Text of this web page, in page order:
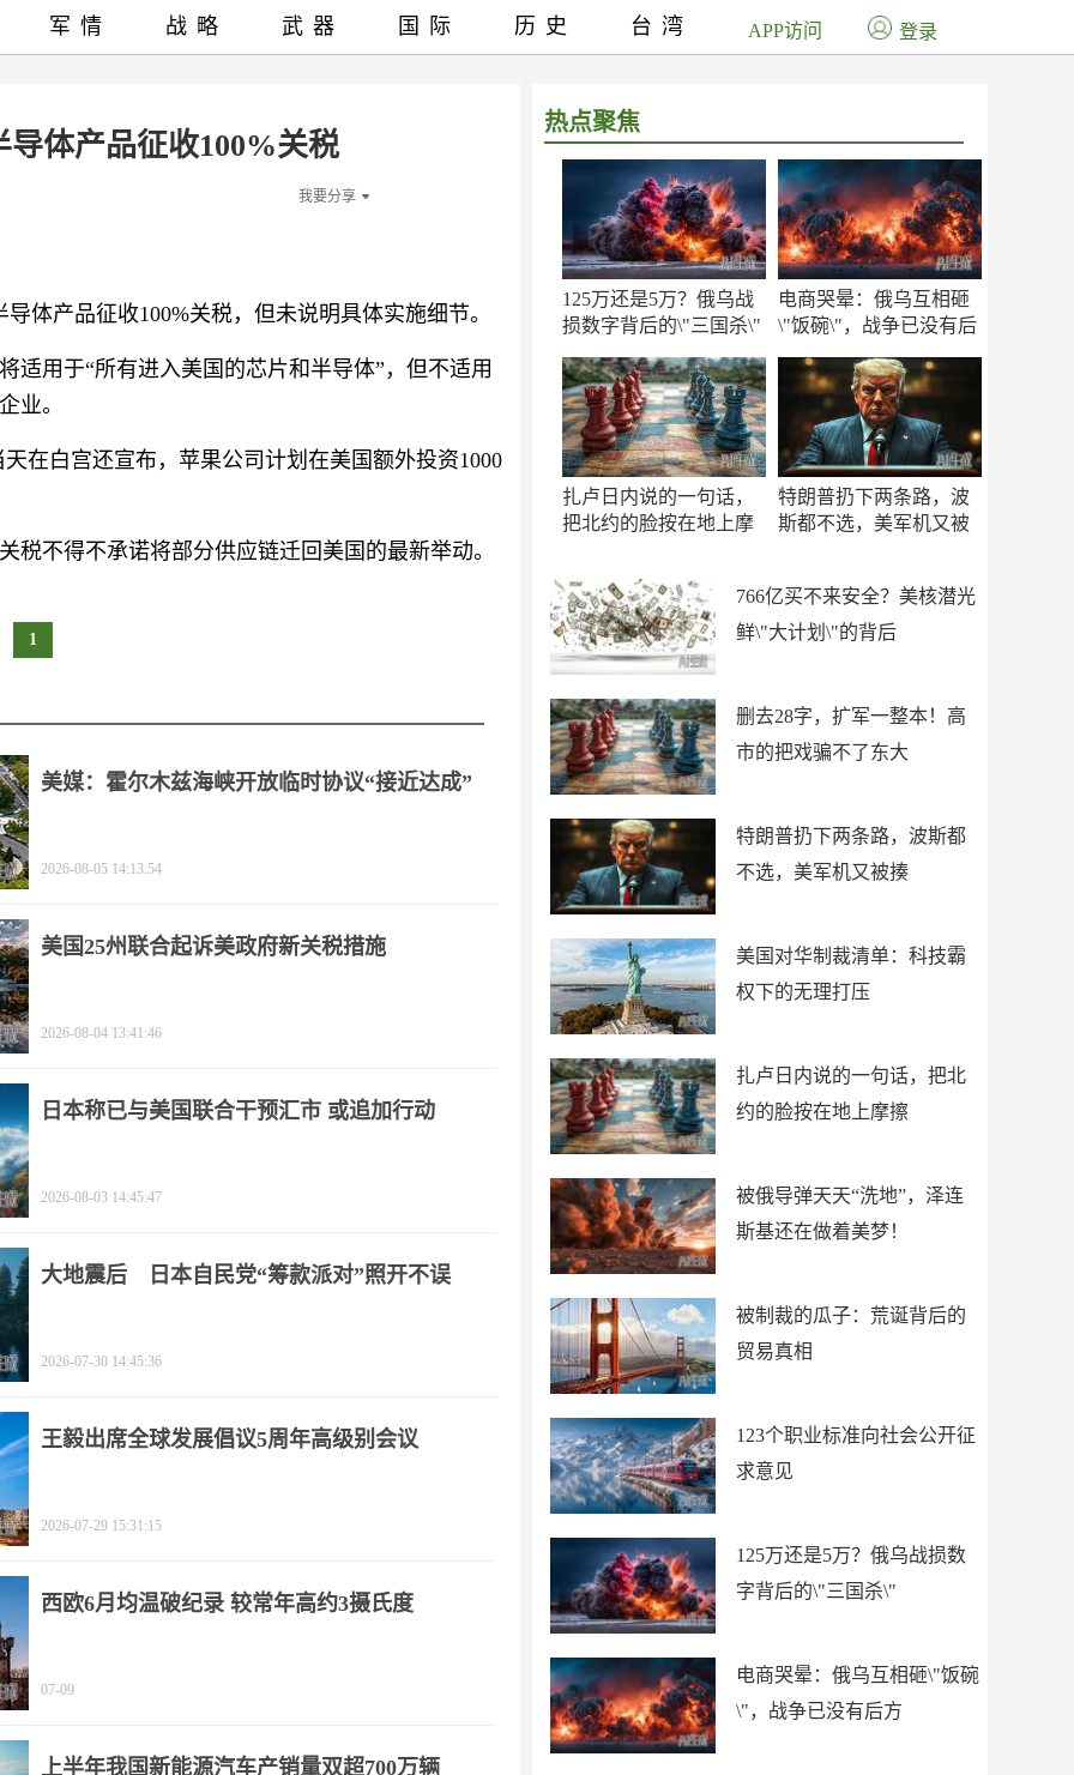
体产品征收100%关税
我要分享
体产品征收100%关税，但未说明具体实施细节。
适用于“所有进入美国的芯片和半导体”，但不适用
业。
在白宫还宣布，苹果公司计划在美国额外投资1000
税不得不承诺将部分供应链迁回美国的最新举动。
1
热点聚焦
125万还是5万？俄乌战
损数字背后的\"三国杀\"
电商哭晕：俄乌互相砸
\"饭碗\"，战争已没有后
扎卢日内说的一句话，
把北约的脸按在地上摩
特朗普扔下两条路，波
斯都不选，美军机又被
766亿买不来安全？美核潜光
鲜\"大计划\"的背后
删去28字，扩军一整本！高
市的把戏骗不了东大
特朗普扔下两条路，波斯都
不选，美军机又被揍
美国对华制裁清单：科技霸
权下的无理打压
扎卢日内说的一句话，把北
约的脸按在地上摩擦
被俄导弹天天“洗地”，泽连
斯基还在做着美梦！
被制裁的瓜子：荒诞背后的
贸易真相
123个职业标准向社会公开征
求意见
125万还是5万？俄乌战损数
字背后的\"三国杀\"
电商哭晕：俄乌互相砸\"饭碗
\"，战争已没有后方
军情 战略 武器 国际 历史 台湾 APP访问 登录
美媒：霍尔木兹海峡开放临时协议“接近达成”
2026-08-05 14:13:54
美国25州联合起诉美政府新关税措施
2026-08-04 13:41:46
日本称已与美国联合干预汇市 或追加行动
2026-08-03 14:45:47
大地震后 日本自民党“筹款派对”照开不误
2026-07-30 14:45:36
王毅出席全球发展倡议5周年高级别会议
2026-07-29 15:31:15
西欧6月均温破纪录 较常年高约3摄氏度
07-09
上半年我国新能源汽车产销量双超700万辆